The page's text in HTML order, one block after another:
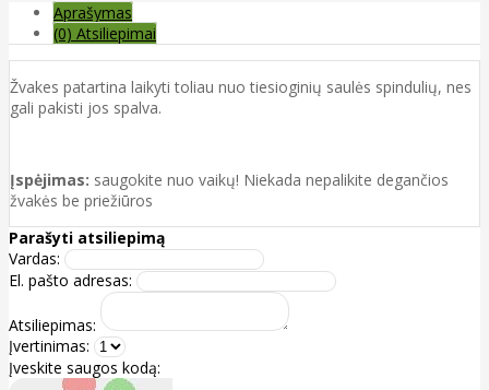
Aprašymas
(0) Atsiliepimai
Žvakes patartina laikyti toliau nuo tiesioginių saulės spindulių, nes
gali pakisti jos spalva.
Įspėjimas: saugokite nuo vaikų! Niekada nepalikite degančios
žvakės be priežiūros
Parašyti atsiliepimą
Vardas:
El. pašto adresas:
Atsiliepimas:
Įvertinimas:
Įveskite saugos kodą: